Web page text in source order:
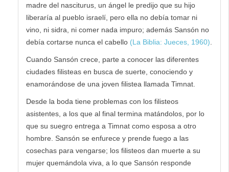
madre del nasciturus, un ángel le predijo que su hijo
liberaría al pueblo israelí, pero ella no debía tomar ni
vino, ni sidra, ni comer nada impuro; además Sansón no
debía cortarse nunca el cabello (La Biblia: Jueces, 1960)
Cuando Sansón crece, parte a conocer las diferentes
ciudades filisteas en busca de suerte, conociendo y
enamorándose de una joven filistea llamada Timnat.
Desde la boda tiene problemas con los filisteos
asistentes, a los que al final termina matándolos, por lo
que su suegro entrega a Timnat como esposa a otro
hombre. Sansón se enfurece y prende fuego a las
cosechas para vengarse; los filisteos dan muerte a su
mujer quemándola viva, a lo que Sansón responde